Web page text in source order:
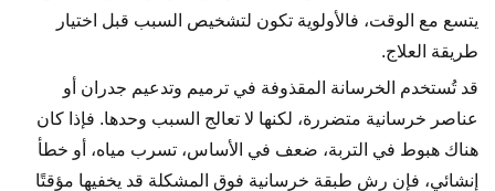
يتسع مع الوقت، فالأولوية تكون لتشخيص السبب قبل اختيار
طريقة العلاج.
قد تُستخدم الخرسانة المقذوفة في ترميم وتدعيم جدران أو
عناصر خرسانية متضررة، لكنها لا تعالج السبب وحدها. فإذا كان
هناك هبوط في التربة، ضعف في الأساس، تسرب مياه، أو خطأ
إنشائي، فإن رش طبقة خرسانية فوق المشكلة قد يخفيها مؤقتًا